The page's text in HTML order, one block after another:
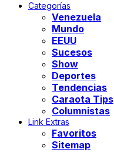
Categorías
Venezuela
Mundo
EEUU
Sucesos
Show
Deportes
Tendencias
Caraota Tips
Columnistas
Link Extras
Favoritos
Sitemap